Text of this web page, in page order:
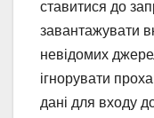
ставитися до
завантажувати
невідомих
ігнорувати
дані для входу